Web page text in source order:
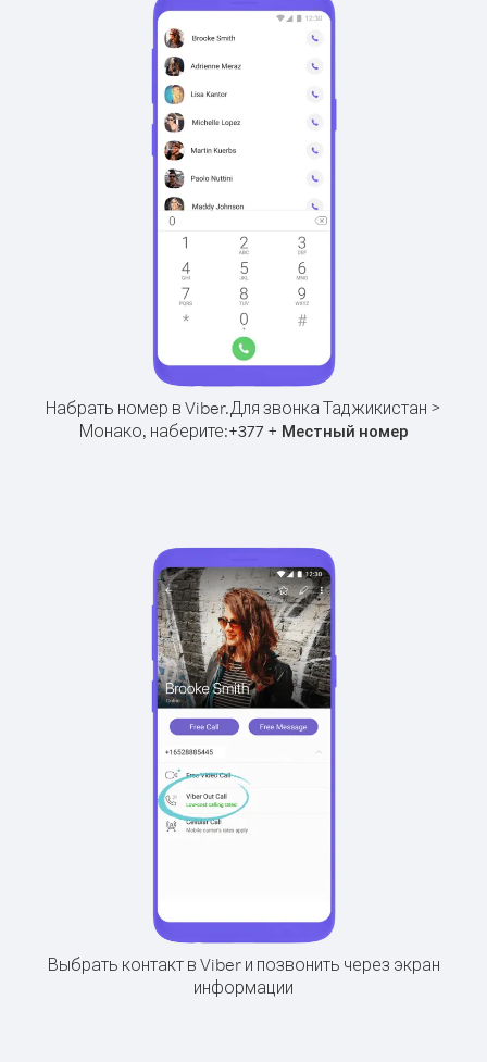
Набрать номер в Viber.Для звонка Таджикистан >
Монако, наберите:+377+ Местный номер
Выбрать контакт в Viber и позвонить через экран
информации